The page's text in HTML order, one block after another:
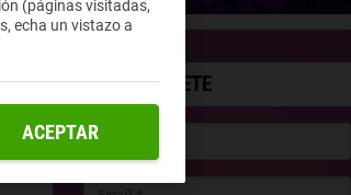
SUSCRÍBETE
(páginas visitadas,
echa un vistazo a
ACEPTAR